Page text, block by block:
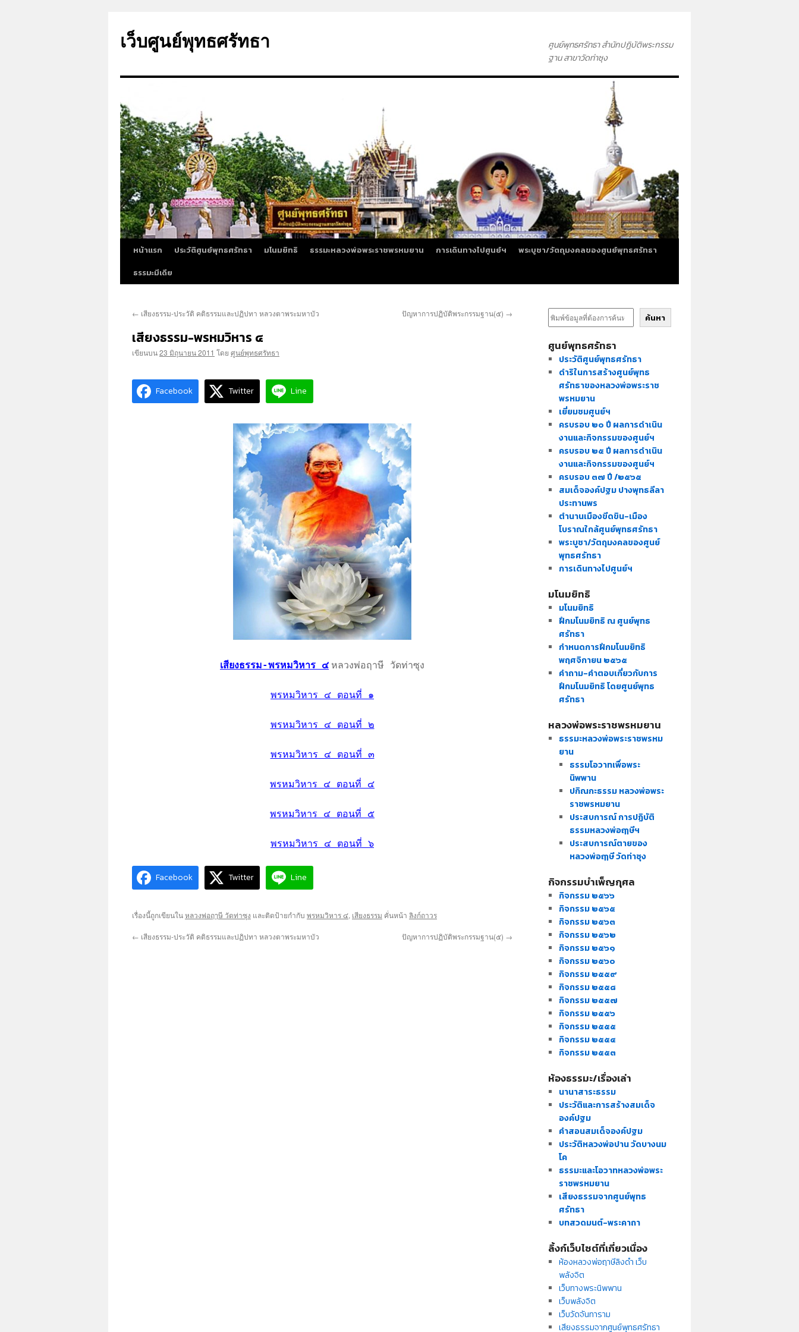
ยัง
เว็บศูนย์พุทธศรัทธา
ศูนย์พุทธศรัทธา สำนักปฏิบัติพระกรรม
ฐาน สาขาวัดท่าซุง
หน้าแรก ประวัติศูนย์พุทธศรัทธา มโนมยิทธิ ธรรมะหลวงพ่อพระราชพรหมยาน การเดินทางไปศูนย์ฯ
พระบูชา/วัตถุมงคลของศูนย์พุทธศรัทธา
ธรรมะมีเดีย
← เสียงธรรม-ประวัติ คติธรรมและปฏิปทา หลวงตาพระมหาบัว ปัญหาการปฏิบัติพระกรรมฐาน(๕) →
เสียงธรรม-พรหมวิหาร ๔
เขียนบน23 มิถุนายน 2011 โดย ศูนย์พุทธศรัทธา
Facebook Twitter Line
เสียงธรรม-พรหมวิหาร ๔ หลวงพ่อฤาษี วัดท่าซุง
พรหมวิหาร ๔ ตอนที่ ๑
พรหมวิหาร ๔ ตอนที่ ๒
พรหมวิหาร ๔ ตอนที่ ๓
พรหมวิหาร ๔ ตอนที่ ๔
พรหมวิหาร ๔ ตอนที่ ๕
พรหมวิหาร ๔ ตอนที่ ๖
Facebook Twitter Line
เรื่องนี้ถูกเขียนในหลวงพ่อฤๅษี วัดท่าซุง และติดป้ายกำกับ พรหมวิหาร ๔, เสียงธรรม คั่นหน้า ลิงก์ถาวร
← เสียงธรรม-ประวัติ คติธรรมและปฏิปทา หลวงตาพระมหาบัว ปัญหาการปฏิบัติพระกรรมฐาน(๕) →
ค้นหา
ศูนย์พุทธศรัทธา
ประวัติศูนย์พุทธศรัทธา
ดำริในการสร้างศูนย์พุทธ
ศรัทธาของหลวงพ่อพระราช
พรหมยาน
เยี่ยมชมศูนย์ฯ
ครบรอบ ๒๐ ปี ผลการดำเนิน
งานและกิจกรรมของศูนย์ฯ
ครบรอบ ๒๕ ปี ผลการดำเนิน
งานและกิจกรรมของศูนย์ฯ
ครบรอบ ๓๗ ปี /๒๕๖๕
สมเด็จองค์ปฐม ปางพุทธลีลา
ประทานพร
ตำนานเมืองขีดขิน-เมือง
โบราณใกล้ศูนย์พุทธศรัทธา
พระบูชา/วัตถุมงคลของศูนย์
พุทธศรัทธา
การเดินทางไปศูนย์ฯ
มโนมยิทธิ
มโนมยิทธิ
ฝึกมโนมยิทธิ ณ ศูนย์พุทธ
ศรัทธา
กำหนดการฝึกมโนมยิทธิ
พฤศจิกายน ๒๕๖๕
คำถาม-คำตอบเกี่ยวกับการ
ฝึกมโนมยิทธิ โดยศูนย์พุทธ
ศรัทธา
หลวงพ่อพระราชพรหมยาน
ธรรมะหลวงพ่อพระราชพรหม
ยาน
ธรรมโอวาทเพื่อพระ
นิพพาน
ปกิณกะธรรม หลวงพ่อพระ
ราชพรหมยาน
ประสบการณ์ การปฏิบัติ
ธรรมหลวงพ่อฤๅษีฯ
ประสบการณ์ตายของ
หลวงพ่อฤๅษี วัดท่าซุง
กิจกรรมบำเพ็ญกุศล
กิจกรรม ๒๕๖๖
กิจกรรม ๒๕๖๕
กิจกรรม ๒๕๖๓
กิจกรรม ๒๕๖๒
กิจกรรม ๒๕๖๑
กิจกรรม ๒๕๖๐
กิจกรรม ๒๕๕๙
กิจกรรม ๒๕๕๘
กิจกรรม ๒๕๕๗
กิจกรรม ๒๕๕๖
กิจกรรม ๒๕๕๕
กิจกรรม ๒๕๕๔
กิจกรรม ๒๕๕๓
ห้องธรรมะ/เรื่องเล่า
นานาสาระธรรม
ประวัติและการสร้างสมเด็จ
องค์ปฐม
คำสอนสมเด็จองค์ปฐม
ประวัติหลวงพ่อปาน วัดบางนม
โค
ธรรมะและโอวาทหลวงพ่อพระ
ราชพรหมยาน
เสียงธรรมจากศูนย์พุทธ
ศรัทธา
บทสวดมนต์-พระคาถา
ลิ้งก์เว็บไซต์ที่เกี่ยวเนื่อง
ห้องหลวงพ่อฤาษีลิงดำ เว็บ
พลังจิต
เว็บทางพระนิพพาน
เว็บพลังจิต
เว็บวัดจันทาราม
เสียงธรรมจากศูนย์พุทธศรัทธา